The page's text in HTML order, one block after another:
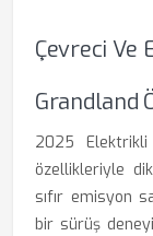
Çevreci Ve
Grandland
2025
özellikleriyle
sıfır emisyon
bir sürüş